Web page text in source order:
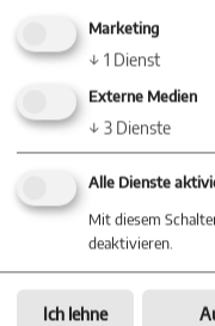
Marketing
↓ 1 Dienst
Externe Medien
↓ 3 Dienste
Alle Dienste
Mit diesem
deaktivieren.
Ich lehne